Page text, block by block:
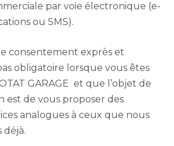
par voie électronique (e-
ou SMS).
consentement exprès et
obligatoire lorsque vous êtes
GARAGE et que l’objet de
est de vous proposer des
analogues à ceux que nous
déjà.